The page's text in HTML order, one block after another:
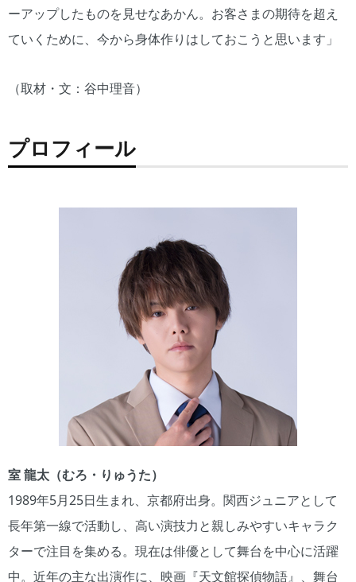
ーアップしたものを見せなあかん。お客さまの期待を超え
ていくために、今から身体作りはしておこうと思います」
（取材・文：谷中理音）
プロフィール
室 龍太（むろ・りゅうた）
1989年5月25日生まれ、京都府出身。関西ジュニアとして
長年第一線で活動し、高い演技力と親しみやすいキャラク
ターで注目を集める。現在は俳優として舞台を中心に活躍
中。近年の主な出演作に、映画『天文館探偵物語』、舞台